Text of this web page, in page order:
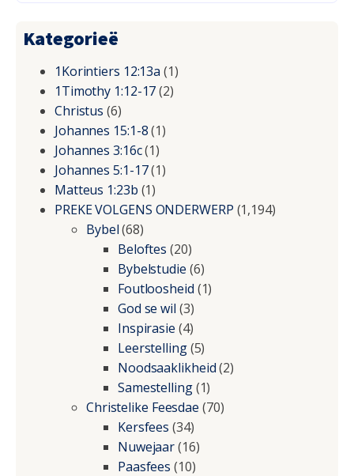
Kategorieë
1Korintiers 12:13a (1)
1Timothy 1:12-17(2)
Christus (6)
Johannes 15:1-8(1)
Johannes 3:16c(1)
Johannes 5:1-17(1)
Matteus 1:23b (1)
PREKE VOLGENS ONDERWERP (1,194)
Bybel(68)
Beloftes (20)
Bybelstudie (6)
Foutloosheid (1)
God se wil (3)
Inspirasie (4)
Leerstelling(5)
Noodsaaklikheid(2)
Samestelling(1)
Christelike Feesdae (70)
Kersfees (34)
Nuwejaar(16)
Paasfees (10)